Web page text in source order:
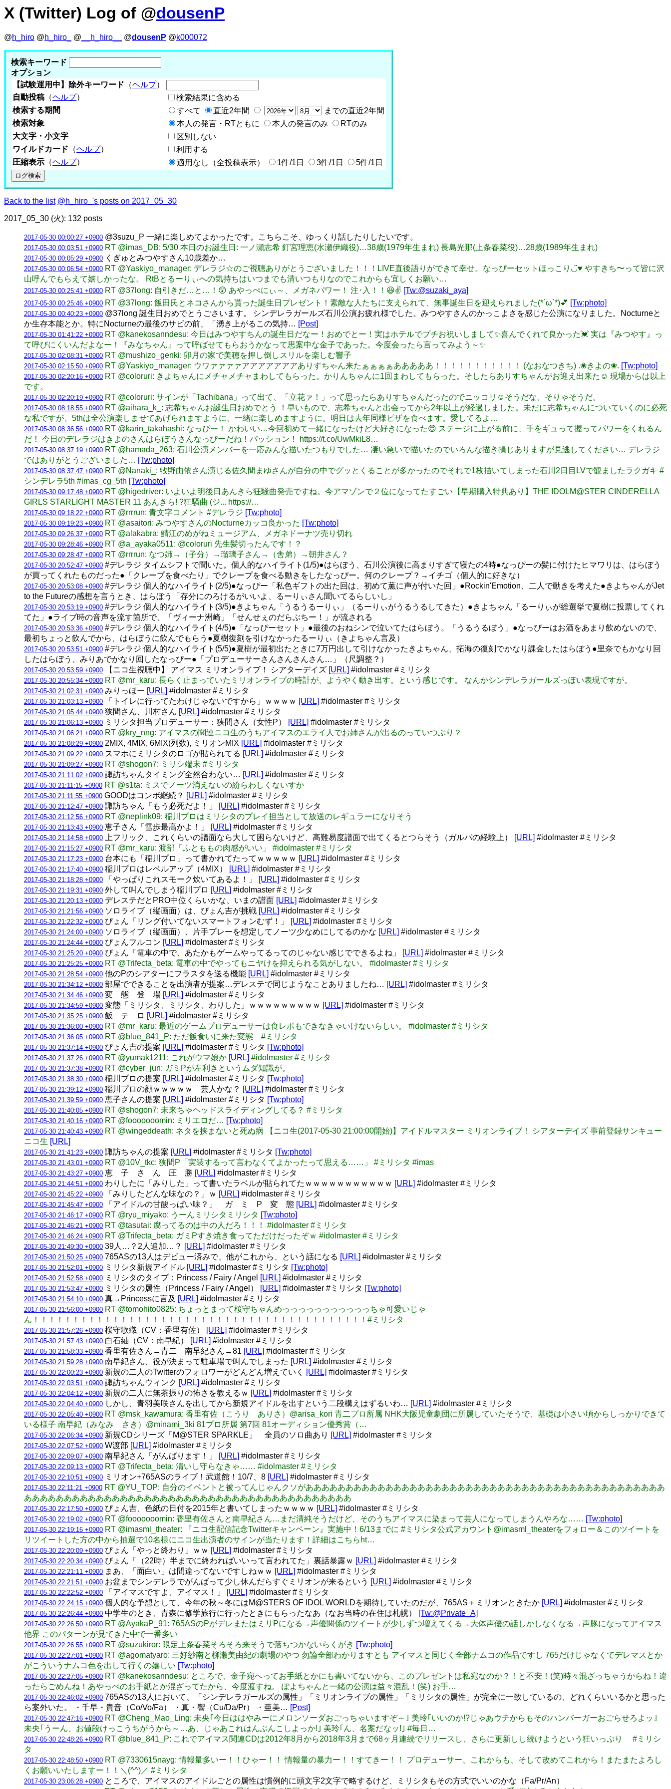
X (Twitter) Log of @dousenP
@h_hiro @h_hiro_ @ __h_hiro__ @dousenP @k000072
検索キーワード
オプション
【試験運用中】除外キーワード （ヘルプ）
自動投稿 （ヘルプ）
検索結果に含める
検索する期間
すべて 直近2年間
までの直近2年間
検索対象
本人の発言・RTともに 本人の発言のみ
RTのみ
大文字・小文字
区別しない
ワイルドカード （ヘルプ）
利用する
圧縮表示 （ヘルプ） 適用なし（全投稿表示） 1件/1日 3件/1日 5件/1日
Back to the list @h_hiro_'s posts on 2017_05_30
2017_05_30 (火): 132 posts
2017-05-30 00:00:27 +0900 @3suzu_P 一緒に楽しめてよかったです。こちらこそ、ゆっくり話したりしたいです。
2017-05-30 00:03:51 +0900 RT @imas_DB: 5/30 本日のお誕生日: 一ノ瀬志希 釘宮理恵(水瀬伊織役)…38歳(1979年生まれ) 長島光那(上条春菜役)…28歳(1989年生まれ)
2017-05-30 00:05:29 +0900 くぎゅとみつやすさん10歳差か…
2017-05-30 00:06:54 +0900 RT @Yaskiyo_manager: デレラジ☆のご視聴ありがとうございました！！！LIVE直後語りができて幸せ。なっぴーセットほっこり◡̈♥︎ やすきち〜って皆に沢
山呼んでもらえて嬉しかったな。 RtBとるーりぃへの気持ちはいつまでも清いつもりなのでこれからも宜しくお願い…
2017-05-30 00:25:41 +0900 RT @37long: 自引きだ…と…！😲 あやっぺにぃ～、メガネパワー！ 注･入！！😆✌ [Tw:@suzaki_aya]
2017-05-30 00:25:46 +0900 RT @37long: 飯田氏とネコさんから貰った誕生日プレゼント！素敵な人たちに支えられて、無事誕生日を迎えられました(*´ω`*)💕 [Tw:photo]
2017-05-30 00:40:23 +0900 @37long 誕生日おめでとうごさいます。 シンデレラガールズ石川公演お疲れ様でした。みつやすさんのかっこよさを感じた公演になりました。Nocturneと
か生存本能とか。特にNocturneの最後のサビの前、「湧き上がるこの気持… [Post]
2017-05-30 01:41:22 +0900 RT @kanekosanndesu: 今日はみつやすちんの誕生日だなー！おめでとー！実はホテルでプチお祝いしまして✨喜んでくれて良かった💓 実は『みつやす』っ
て呼びにくいんだよなー！『みなちゃん』って呼ばせてもらおうかなって思案中な金子であった。今度会ったら言ってみよう～✨
2017-05-30 02:08:31 +0900 RT @mushizo_genki: 卯月の家で美穂を押し倒しスリルを楽しむ響子
2017-05-30 02:15:50 +0900 RT @Yaskiyo_manager: ウワァァァァアアアアアアアありすちゃん来たぁぁぁぁあああああ！！！！！！！！！！！ (なおなつきち) .❀きよの❀. [Tw:photo]
2017-05-30 02:20:16 +0900 RT @coloruri: きよちゃんにメチャメチャまわしてもらった。かりんちゃんに1回まわしてもらった。そしたらありすちゃんがお迎え出来た☺️ 現場からは以上
です。
2017-05-30 02:20:19 +0900 RT @coloruri: サインが「Tachibana」って出て、「立花ァ！」って思ったらありすちゃんだったのでニッコリ☺️そうだな、そりゃそうだ。
2017-05-30 08:18:55 +0900 RT @aihara_k_: 志希ちゃんお誕生日おめでとう ！早いもので、志希ちゃんと出会ってから2年以上が経過しました。未だに志希ちゃんについていくのに必死
な私ですが、5thは全公演楽しませてあげられますように、一緒に楽しめますように。明日は去年同様ピザを食べます。愛してるよ…
2017-05-30 08:36:56 +0900 RT @karin_takahashi: なっぴー！ かわいい…今回初めて一緒になったけど大好きになった😍 ステージに上がる前に、手をギュって握ってパワーをくれるん
だ！ 今日のデレラジはきよのさんはらぼうさんなっぴーだね！パッション！ https://t.co/UwMkiL8…
2017-05-30 08:37:19 +0900 RT @hamada_263: 石川公演メンバーを一応みんな描いたつもりでした… 凄い急いで描いたのでいろんな描き損じありますが見逃してください… デレラジ
ではありがとうございました… [Tw:photo]
2017-05-30 08:37:47 +0900 RT @Nanaki_: 牧野由依さん演じる佐久間まゆさんが自分の中でグッとくることが多かったのでそれで1枚描いてしまった石川2日目LVで観ましたラクガキ #
シンデレラ5th #imas_cg_5th [Tw:photo]
2017-05-30 09:17:48 +0900 RT @higedriver: いよいよ明後日あんきら狂騒曲発売ですね。今アマゾンで２位になってたすごい【早期購入特典あり】THE IDOLM@STER CINDERELLA
GIRLS STARLIGHT MASTER 11 あんきら! ?狂騒曲 (ジ... https://…
2017-05-30 09:18:22 +0900 RT @rrrrun: 青文字コメント #デレラジ [Tw:photo]
2017-05-30 09:19:23 +0900 RT @asaitori: みつやすさんのNocturneカッコ良かった [Tw:photo]
2017-05-30 09:26:37 +0900 RT @alakabra: 鯖江のめがねミュージアム、メガネドーナツ売り切れ
2017-05-30 09:28:46 +0900 RT @a_ayaka0511: @coloruri 先生髪切ったんです！？
2017-05-30 09:28:47 +0900 RT @rrrrun: なつ姉→（子分）→瑠璃子さん→（舎弟）→朝井さん？
2017-05-30 20:52:47 +0900 #デレラジ タイムシフトで聞いた。個人的なハイライト(1/5)●はらぼう、石川公演後に高まりすぎて寝たの4時●なっぴーの髪に付けたヒマワリは、はらぼう
が買ってくれたものだった●「クレープを食べたり」でクレープを食べる動きをしたなっぴー。何のクレープ？→イチゴ（個人的に好きな）
2017-05-30 20:53:08 +0900 #デレラジ 個人的なハイライト(2/5)●なっぴー「私色ギフトの出た回は、初めて薫に声が付いた回」●Rockin'Emotion、二人で動きを考えた●きよちゃんがJet
to the Futureの感想を言うとき、はらぼう「存分にのろけるがいいよ、るーりぃさん聞いてるらしいし」
2017-05-30 20:53:19 +0900 #デレラジ 個人的なハイライト(3/5)●きよちゃん「うるうるーりぃ」（るーりぃがうるうるしてきた）●きよちゃん「るーりぃが総選挙で夏樹に投票してくれ
てた」●ライブ時の音声を流す箇所で、「ヴィーナ洲崎」「せんせぇのだらぶちー！」が流される
2017-05-30 20:53:36 +0900 #デレラジ 個人的なハイライト(4/5)●「なっぴーセット」●最後のおねシンで泣いてたはらぼう。「うるうるぼう」●なっぴーはお酒をあまり飲めないので、
最初ちょっと飲んでから、はらぼうに飲んでもらう●夏樹復刻を引けなかったるーりぃ（きよちゃん言及）
2017-05-30 20:53:51 +0900 #デレラジ 個人的なハイライト(5/5)●夏樹が最初出たときに7万円出して引けなかったきよちゃん、拓海の復刻でかなり課金したはらぼう●里奈でもかなり回
したはらぼう、みりあでかなり回したなっぴー●「プロデューサーさんさんさんさん…」（尺調整？）
2017-05-30 20:53:59 +0900 【ニコ生視聴中】 アイマス ミリオンライブ！ シアターデイズ [URL] #idolmaster #ミリシタ
2017-05-30 20:55:34 +0900 RT @mr_karu: 長らく止まっていたミリオンライブの時計が、ようやく動き出す。という感じです。 なんかシンデレラガールズっぽい表現ですが。
2017-05-30 21:02:31 +0900 みりっほー [URL] #idolmaster #ミリシタ
2017-05-30 21:03:13 +0900 「トイレに行ってたわけじゃないですから」ｗｗｗｗ [URL] #idolmaster #ミリシタ
2017-05-30 21:05:44 +0900 狭間さん、川村さん [URL] #idolmaster #ミリシタ
2017-05-30 21:06:13 +0900 ミリシタ担当プロデューサー：狭間さん（女性P） [URL] #idolmaster #ミリシタ
2017-05-30 21:06:21 +0900 RT @kry_nng: アイマスの関連ニコ生のうちアイマスのエライ人でお姉さんが出るのっていつぶり？
2017-05-30 21:08:29 +0900 2MIX, 4MIX, 6MIX(列数), ミリオンMIX [URL] #idolmaster #ミリシタ
2017-05-30 21:09:22 +0900 スマホにミリシタのロゴが貼られてる [URL] #idolmaster #ミリシタ
2017-05-30 21:09:27 +0900 RT @shogon7: ミリシ端末 #ミリシタ
2017-05-30 21:11:02 +0900 諏訪ちゃんタイミング全然合わない… [URL] #idolmaster #ミリシタ
2017-05-30 21:11:15 +0900 RT @s1ta: ミスでノーツ消えないの紛らわしくないすか
2017-05-30 21:11:55 +0900 GOODはコンボ継続？ [URL] #idolmaster #ミリシタ
2017-05-30 21:12:47 +0900 諏訪ちゃん「もう必死だよ！」 [URL] #idolmaster #ミリシタ
2017-05-30 21:12:56 +0900 RT @neplink09: 稲川プロはミリシタのプレイ担当として放送のレギュラーになりそう
2017-05-30 21:13:43 +0900 恵子さん「雪歩最高かよ！」 [URL] #idolmaster #ミリシタ
2017-05-30 21:14:58 +0900 上フリック、これくらいの譜面なら大して困らないけど、高難易度譜面で出てくるとつらそう（ガルパの経験上） [URL] #idolmaster #ミリシタ
2017-05-30 21:15:27 +0900 RT @mr_karu: 渡部「ふとももの肉感がいい」 #idolmaster #ミリシタ
2017-05-30 21:17:23 +0900 台本にも「稲川プロ」って書かれてたってｗｗｗｗｗ [URL] #idolmaster #ミリシタ
2017-05-30 21:17:40 +0900 稲川プロはレベルアップ（4MIX） [URL] #idolmaster #ミリシタ
2017-05-30 21:18:28 +0900 「やっぱりこれスモーク炊いてあるよ！」 [URL] #idolmaster #ミリシタ
2017-05-30 21:19:31 +0900 外して叫んでしまう稲川プロ [URL] #idolmaster #ミリシタ
2017-05-30 21:20:13 +0900 デレステだとPRO中位くらいかな、いまの譜面 [URL] #idolmaster #ミリシタ
2017-05-30 21:21:56 +0900 ソロライブ（縦画面）は、ぴょん吉が挑戦 [URL] #idolmaster #ミリシタ
2017-05-30 21:22:32 +0900 ぴょん「リング付いてないスマートフォンむず！」 [URL] #idolmaster #ミリシタ
2017-05-30 21:24:00 +0900 ソロライブ（縦画面）、片手プレーを想定してノーツ少なめにしてるのかな [URL] #idolmaster #ミリシタ
2017-05-30 21:24:44 +0900 ぴょんフルコン [URL] #idolmaster #ミリシタ
2017-05-30 21:25:20 +0900 ぴょん「電車の中で、あたかもゲームやってるってのじゃない感じでできるよね」 [URL] #idolmaster #ミリシタ
2017-05-30 21:25:25 +0900 RT @Trifecta_beta: 電車の中でやってもニヤけを抑えられる気がしない。 #idolmaster #ミリシタ
2017-05-30 21:28:54 +0900 他のPのシアターにフラスタを送る機能 [URL] #idolmaster #ミリシタ
2017-05-30 21:34:12 +0900 部屋でできることを出演者が提案…デレステで同じようなことありましたね… [URL] #idolmaster #ミリシタ
2017-05-30 21:34:46 +0900 変 態 登 場 [URL] #idolmaster #ミリシタ
2017-05-30 21:34:59 +0900 変態「ミリシタ、ミリシタ、わりした」ｗｗｗｗｗｗｗｗｗ [URL] #idolmaster #ミリシタ
2017-05-30 21:35:25 +0900 飯 テ ロ [URL] #idolmaster #ミリシタ
2017-05-30 21:36:00 +0900 RT @mr_karu: 最近のゲームプロデューサーは食レポもできなきゃいけないらしい。 #idolmaster #ミリシタ
2017-05-30 21:36:05 +0900 RT @blue_841_P: ただ飯食いに来た変態 #ミリシタ
2017-05-30 21:37:14 +0900 ぴょん吉の提案 [URL] #idolmaster #ミリシタ [Tw:photo]
2017-05-30 21:37:26 +0900 RT @yumak1211: これがウマ娘か [URL] #idolmaster #ミリシタ
2017-05-30 21:37:38 +0900 RT @cyber_jun: ガミPが左利きというムダ知識が。
2017-05-30 21:38:30 +0900 稲川プロの提案 [URL] #idolmaster #ミリシタ [Tw:photo]
2017-05-30 21:39:12 +0900 稲川プロの顔ｗｗｗｗｗ 芸人かな？ [URL] #idolmaster #ミリシタ
2017-05-30 21:39:59 +0900 恵子さんの提案 [URL] #idolmaster #ミリシタ [Tw:photo]
2017-05-30 21:40:05 +0900 RT @shogon7: 未来ちゃヘッドスライディングしてる？ #ミリシタ
2017-05-30 21:40:16 +0900 RT @fooooooomin: ミリエロだ… [Tw:photo]
2017-05-30 21:40:43 +0900 RT @wingeddeath: ネタを挟まないと死ぬ病 【ニコ生(2017-05-30 21:00:00開始)】アイドルマスター ミリオンライブ！ シアターデイズ 事前登録サンキュー
ニコ生 [URL]
2017-05-30 21:41:23 +0900 諏訪ちゃんの提案 [URL] #idolmaster #ミリシタ [Tw:photo]
2017-05-30 21:43:01 +0900 RT @10V_tkc: 狭間P「実装するって言わなくてよかったって思える……」 #ミリシタ #imas
2017-05-30 21:43:27 +0900 恵 子 さ ん 圧 勝 [URL] #idolmaster #ミリシタ
2017-05-30 21:44:51 +0900 わりしたに「みりした」って書いたラベルが貼られてたｗｗｗｗｗｗｗｗｗｗｗ [URL] #idolmaster #ミリシタ
2017-05-30 21:45:22 +0900 「みりしたどんな味なの？」ｗ [URL] #idolmaster #ミリシタ
2017-05-30 21:45:47 +0900 「アイドルの甘酸っぱい味？」 ガ ミ P 変 態 [URL] #idolmaster #ミリシタ
2017-05-30 21:46:17 +0900 RT @ryu_miyako: うーんミリシタミリシタ [Tw:photo]
2017-05-30 21:46:21 +0900 RT @tasutai: 腐ってるのは中の人だろ！！！ #idolmaster #ミリシタ
2017-05-30 21:46:24 +0900 RT @Trifecta_beta: ガミPすき焼き食ってただけだったぞｗ #idolmaster #ミリシタ
2017-05-30 21:49:30 +0900 39人…？2人追加…？ [URL] #idolmaster #ミリシタ
2017-05-30 21:50:25 +0900 765ASの13人はデビュー済みで、他がこれから、という話になる [URL] #idolmaster #ミリシタ
2017-05-30 21:52:01 +0900 ミリシタ新規アイドル [URL] #idolmaster #ミリシタ [Tw:photo]
2017-05-30 21:52:58 +0900 ミリシタのタイプ：Princess / Fairy / Angel [URL] #idolmaster #ミリシタ
2017-05-30 21:53:47 +0900 ミリシタの属性（Princess / Fairy / Angel） [URL] #idolmaster #ミリシタ [Tw:photo]
2017-05-30 21:54:10 +0900 真→Princessに言及 [URL] #idolmaster #ミリシタ
2017-05-30 21:56:00 +0900 RT @tomohito0825: ちょっとまって桜守ちゃんめっっっっっっっっっっっちゃ可愛いじゃ
ん！！！！！！！！！！！！！！！！！！！！！！！！！！！！！！！！！！！！！！！！！！#ミリシタ
2017-05-30 21:57:26 +0900 桜守歌織（CV：香里有佐） [URL] #idolmaster #ミリシタ
2017-05-30 21:57:43 +0900 白石紬（CV：南早紀） [URL] #idolmaster #ミリシタ
2017-05-30 21:58:33 +0900 香里有佐さん→青二 南早紀さん→81 [URL] #idolmaster #ミリシタ
2017-05-30 21:59:28 +0900 南早紀さん、役が決まって駐車場で叫んでしまった [URL] #idolmaster #ミリシタ
2017-05-30 22:00:23 +0900 新規の二人のTwitterのフォロワーがどんどん増えていく [URL] #idolmaster #ミリシタ
2017-05-30 22:03:51 +0900 諏訪ちゃんウィンク [URL] #idolmaster #ミリシタ
2017-05-30 22:04:12 +0900 新規の二人に無茶振りの怖さを教えるｗ [URL] #idolmaster #ミリシタ
2017-05-30 22:04:40 +0900 しかし、青羽美咲さんを出してから新規アイドルを出すという二段構えはずるいわ… [URL] #idolmaster #ミリシタ
2017-05-30 22:05:40 +0900 RT @msk_kawamura: 香里有佐（こうり ありさ）@arisa_kori 青二プロ所属 NHK大阪児童劇団に所属していたそうで、基礎は小さい頃からしっかりできて
いる様子 南早紀（みなみ さき）@minami_3ki 81プロ所属 第7回 81オーディション優秀賞（…
2017-05-30 22:06:34 +0900 新規CDシリーズ「M@STER SPARKLE」 全員のソロ曲あり [URL] #idolmaster #ミリシタ
2017-05-30 22:07:52 +0900 W渡部 [URL] #idolmaster #ミリシタ
2017-05-30 22:09:07 +0900 南早紀さん「がんばります！」 [URL] #idolmaster #ミリシタ
2017-05-30 22:09:13 +0900 RT @Trifecta_beta: 清いし守らなきゃ…… #idolmaster #ミリシタ
2017-05-30 22:10:51 +0900 ミリオン+765ASのライブ！武道館！10/7、8 [URL] #idolmaster #ミリシタ
2017-05-30 22:11:21 +0900 RT @YU_TOP: 自分のイベントと被ってんじゃんクソがあああああああああああああああああああああああああああああああああああああああああああああ
あああああああああああああああああああああああああああああああああああああああああ
2017-05-30 22:17:50 +0900 ぴょん吉、色紙の日付を2015年と書いてしまったｗｗｗｗ [URL] #idolmaster #ミリシタ
2017-05-30 22:19:02 +0900 RT @fooooooomin: 香里有佐さんと南早紀さん…まだ清純そうだけど、そのうちアイマスに染まって芸人になってしまうんやろな…… [Tw:photo]
2017-05-30 22:19:16 +0900 RT @imasml_theater: 『ニコ生配信記念Twitterキャンペーン』実施中！6/13までに #ミリシタ公式アカウント@imasml_theaterをフォロー＆このツイートを
リツイートした方の中から抽選で10名様にニコ生出演者のサインが当たります！詳細はこちらht…
2017-05-30 22:20:09 +0900 ぴょん「やっと終わり」ｗｗ [URL] #idolmaster #ミリシタ
2017-05-30 22:20:34 +0900 ぴょん「（22時）半までに終わればいいって言われてた」裏話暴露ｗ [URL] #idolmaster #ミリシタ
2017-05-30 22:21:11 +0900 まあ、「面白い」は間違ってないですしねｗｗ [URL] #idolmaster #ミリシタ
2017-05-30 22:21:51 +0900 お盆までシンデレラでがんばって少し休んだらすぐミリオンが来るという [URL] #idolmaster #ミリシタ
2017-05-30 22:22:52 +0900 「アイマスですよ、アイマス！」 [URL] #idolmaster #ミリシタ
2017-05-30 22:24:15 +0900 個人的な予想として、今年の秋～冬にはM@STERS OF IDOL WORLDを期待していたのだが、765AS＋ミリオンときたか [URL] #idolmaster #ミリシタ
2017-05-30 22:26:44 +0900 中学生のとき、青森に修学旅行に行ったときにもらったなあ（なお当時の在住は札幌） [Tw:@Private_A]
2017-05-30 22:26:50 +0900 RT @AyakaP_91: 765ASのPがデレまたはミリPになる→声優関係のツイートが少しずつ増えてくる→大体声優の話しかしなくなる→声豚になってアイマス
他界 このパターンが見てきた中で一番多い
2017-05-30 22:26:55 +0900 RT @suzukiror: 限定上条春菜そろそろ来そうで落ちつかないらくがき [Tw:photo]
2017-05-30 22:27:01 +0900 RT @agomatyaro: 三好紗南と柳瀬美由紀の劇場のやつ 勿論全部わかりますとも アイマスと同じく全部ナムコの作品ですし 765だけじゃなくてデレマスとか
がこういうナムコ色を出して行くの嬉しい [Tw:photo]
2017-05-30 22:27:05 +0900 RT @kanekosanndesu: ところで、金子宛へってお手紙とかにも書いてないから、このプレゼントは私宛なのか？！と不安！(笑)時々混ざっちゃうからね！違
ったらごめんね！あやっぺのお手紙とか混ざってたから、今度渡すね。 ぽよちゃんと一緒の公演は益々混乱！(笑) お手…
2017-05-30 22:46:02 +0900 765ASの13人において、「シンデレラガールズの属性」「ミリオンライブの属性」「ミリシタの属性」が完全に一致しているの、どれくらいいるかと思った
ら案外いた。 ・千早・貴音（Co/Vo/Fa） ・真・響（Cu/Da/Pr） ・亜美… [Post]
2017-05-30 22:47:16 +0900 RT @Cheng_Mao_Ling: 未央｢今日ははやみーにメロンソーダおごっちゃいますぞ～｣ 美玲｢いいのか!?じゃあウチからもそのハンバーガーおごらせろよッ｣
未央｢うーん、お値段けっこうちがうから～…あ、じゃあこれはんぶんこしよっか!｣ 美玲｢ん、名案だなッ!｣ #毎日…
2017-05-30 22:48:26 +0900 RT @blue_841_P: これでアイマス関連CDは2012年8月から2018年3月まで68ヶ月連続でリリースし、さらに更新しし続けようという狂いっぷり #ミリシ
タ
2017-05-30 22:48:50 +0900 RT @7330615nayg: 情報量多いー！！ひゃー！！ 情報量の暴力ー！！すてきー！！ プロデューサー、これからも、そして改めてこれから！またまたよろし
くお願いいたしますー！！＼(^^)／ #ミリシタ
2017-05-30 23:06:28 +0900 ところで、アイマスのアイドルごとの属性は慣例的に頭文字2文字で略するけど、ミリシタもその方式でいいのかな（Fa/Pr/An）